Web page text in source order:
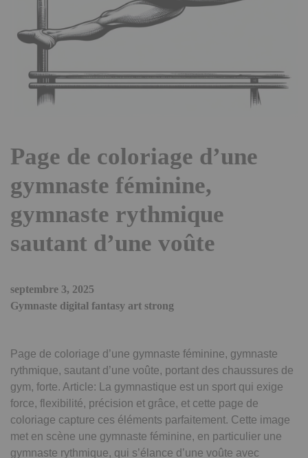
Page de coloriage d’une
gymnaste féminine,
gymnaste rythmique
sautant d’une voûte
septembre 3, 2025
Gymnaste digital fantasy art strong
Page de coloriage d’une gymnaste féminine, gymnaste
rythmique, sautant d’une voûte, portant des chaussures de
gym, forte. Article: La gymnastique est un sport qui exige
force, flexibilité, précision et grâce, et cette page de
coloriage capture ces éléments parfaitement. Cette image
met en scène une gymnaste féminine, en particulier une
gymnaste rythmique, qui s’élance d’une voûte avec